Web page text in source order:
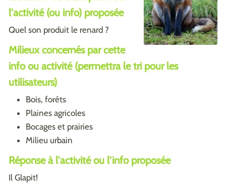
l'activité (ou info) proposée
Quel son produit le renard ?
Milieux concernés par cette
info ou activité (permettra le tri pour les
utilisateurs)
Bois, forêts
Plaines agricoles
Bocages et prairies
Milieu urbain
Réponse à l'activité ou l'info proposée
Il Glapit!